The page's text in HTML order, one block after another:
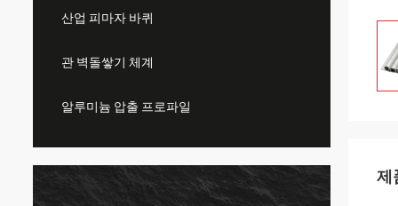
산업 피마자 바퀴
관 벽돌쌓기 체계
알루미늄 압출 프로파일
제